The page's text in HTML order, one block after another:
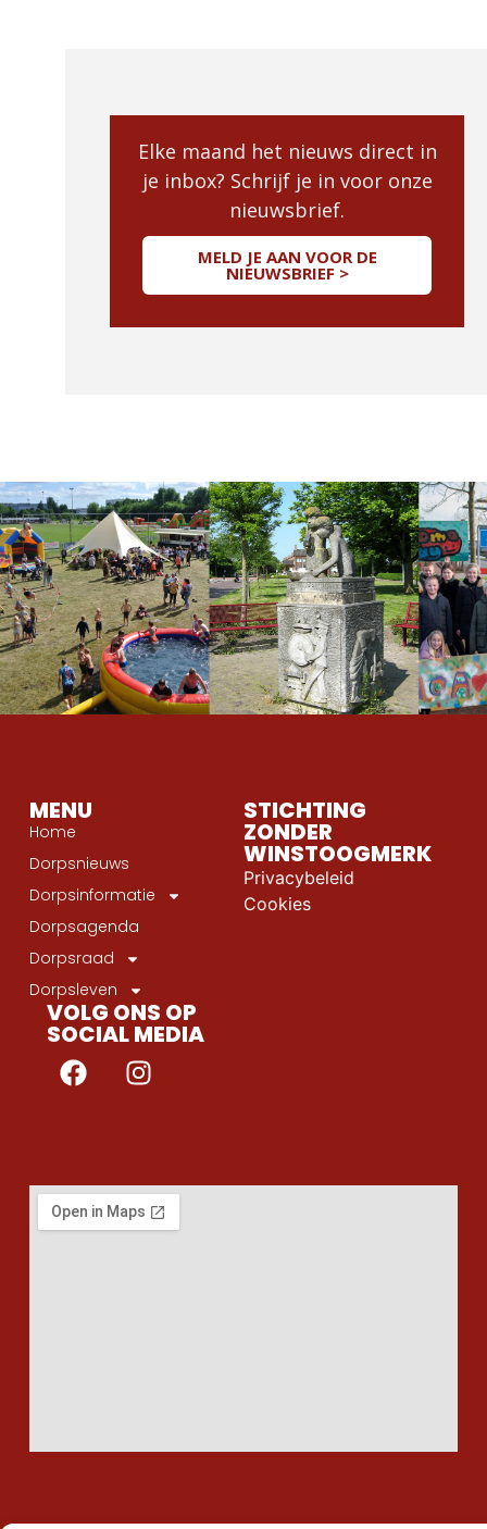
Elke maand het nieuws direct in
je inbox? Schrijf je in voor onze
nieuwsbrief.
MELD JE AAN VOOR DE
NIEUWSBRIEF >
MENU
Home
Dorpsnieuws
Dorpsinformatie
Dorpsagenda
Dorpsraad
Dorpsleven
STICHTING
ZONDER
WINSTOOGMERK
Privacybeleid
Cookies
VOLG ONS OP
SOCIAL MEDIA